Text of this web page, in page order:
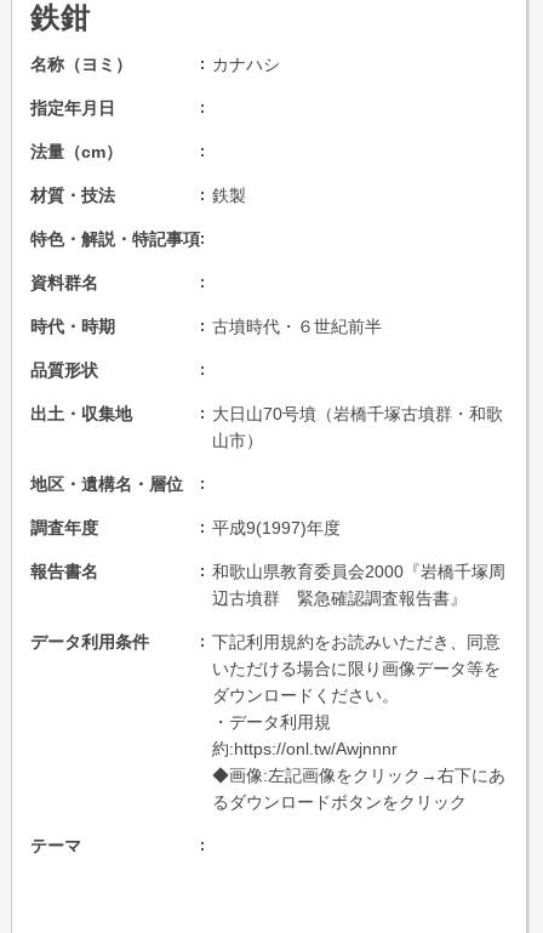
鉄鉗
名称（ヨミ） カナハシ
指定年月日
法量（cm）
材質・技法 鉄製
特色・解説・特記事項
資料群名
時代・時期 古墳時代・６世紀前半
品質形状
出土・収集地
大日山70号墳（岩橋千塚古墳群・和歌
山市）
地区・遺構名・層位
調査年度 平成9(1997)年度
報告書名
和歌山県教育委員会2000『岩橋千塚周
辺古墳群 緊急確認調査報告書』
データ利用条件
下記利用規約をお読みいただき、同意
いただける場合に限り画像データ等を
ダウンロードください。
・データ利用規
約:https://onl.tw/Awjnnnr
◆画像:左記画像をクリック→右下にあ
るダウンロードボタンをクリック
テーマ